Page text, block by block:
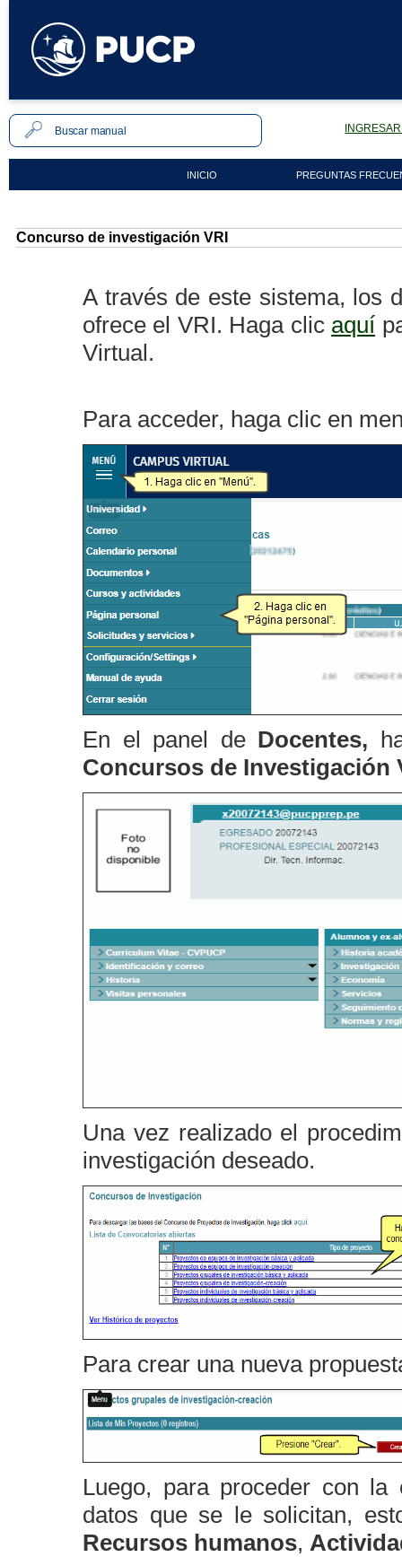
INICIO PREGUNTAS
Concurso de investigación VRI
A través de este sistema, los
ofrece el VRI. Haga clic aquí
Virtual.
Para acceder, haga clic en
En el panel de Docentes,
Concursos de Investigación
Una vez realizado el
investigación deseado.
Para crear una nueva
Luego, para proceder con
datos que se le solicitan,
Recursos humanos,